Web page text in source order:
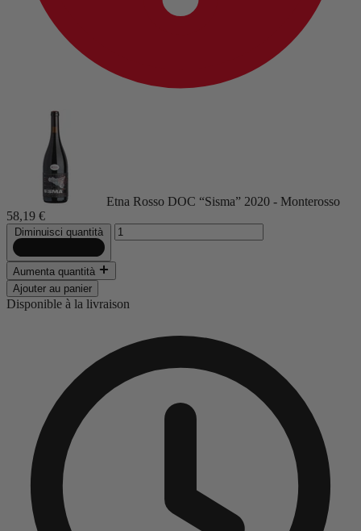
Etna Rosso DOC “Sisma” 2020 - Monterosso
58,19 €
Diminuisci quantità
Aumenta quantità
Ajouter au panier
Disponible à la livraison